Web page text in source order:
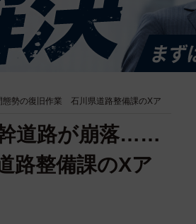
勢の復旧作業 石川県道路整備課のXア
道路が崩落……
路整備課のXア